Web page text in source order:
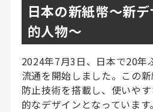
日本の新紙幣～新
的人物～
2024年7月3日、日本で20年
流通を開始しました。この
防止技術を搭載し、使いや
的なデザインとなっています。